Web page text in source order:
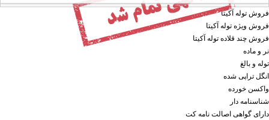
فروش توله آکیتا
فروش ویژه توله آکیتا
فروش چند قلاده توله آکیتا
نر و ماده
توله و بالغ
انگل تراپی شده
واکسن خورده
شناسنامه دار
دارای گواهی اصالت نامه کت